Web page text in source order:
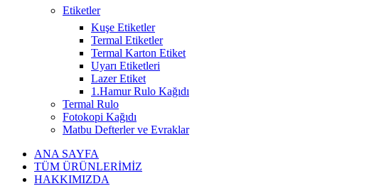
Etiketler
Kuşe Etiketler
Termal Etiketler
Termal Karton Etiket
Uyarı Etiketleri
Lazer Etiket
1.Hamur Rulo Kağıdı
Termal Rulo
Fotokopi Kağıdı
Matbu Defterler ve Evraklar
ANA SAYFA
TÜM ÜRÜNLERİMİZ
HAKKIMIZDA